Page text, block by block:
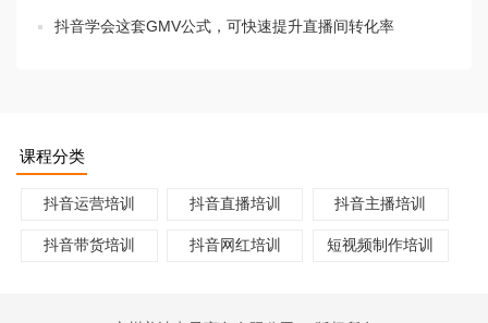
抖音学会这套GMV公式，可快速提升直播间转化率
课程分类
抖音运营培训 抖音直播培训 抖音主播培训
抖音带货培训 抖音网红培训 短视频制作培训